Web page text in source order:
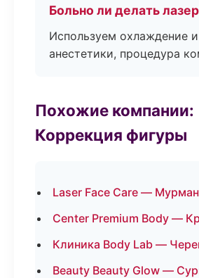
Больно ли делать
Используем охлаждение и
анестетики, процедура
Похожие компании:
Коррекция фигуры
Laser Face Care —
Center Premium Body —
Клиника Body Lab —
Beauty Beauty Glow —